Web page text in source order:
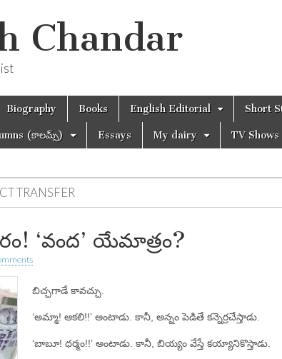
Chandar
Biography Books English Editorial Short
(కాలమ్స్) Essays My dairy TV Shows
TRANSFER
‘వంద’ యేమాత్రం?
బిచ్చగాడే కావచ్చు.
‘అమ్మా! ఆకలి!!’ అంటాడు. కానీ, అన్నం పెడితే కన్నెర్రచేస్తాడు.
‘బాబూ! ధర్మం!!’ అంటాడు. కానీ, బియ్యం వేస్తే కయ్యానికొస్తాడు.